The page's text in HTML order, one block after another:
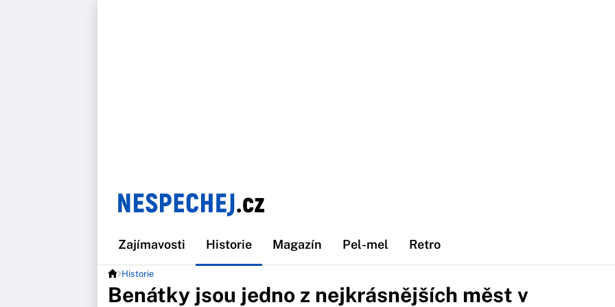
Zajímavosti Historie Magazín Pel-mel Retro
Historie
Benátky jsou jedno z nejkrásnějších měst v